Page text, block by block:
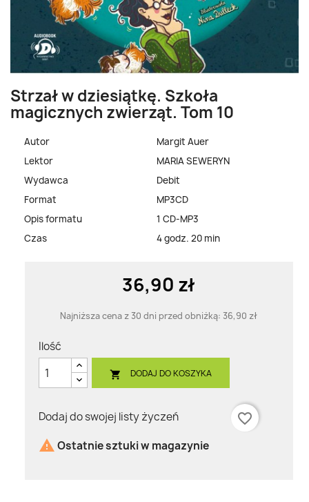
Strzał w dziesiątkę. Szkoła
magicznych zwierząt. Tom 10
Autor
Margit Auer
Lektor
MARIA SEWERYN
Wydawca
Debit
Format
MP3CD
Opis formatu
1 CD-MP3
Czas
4 godz. 20 min
36,90 zł
Najniższa cena z 30 dni przed obniżką: 36,90 zł
Ilość
 DODAJ DO KOSZYKA
Dodaj do swojej listy życzeń
favorite_border
 Ostatnie sztuki w magazynie